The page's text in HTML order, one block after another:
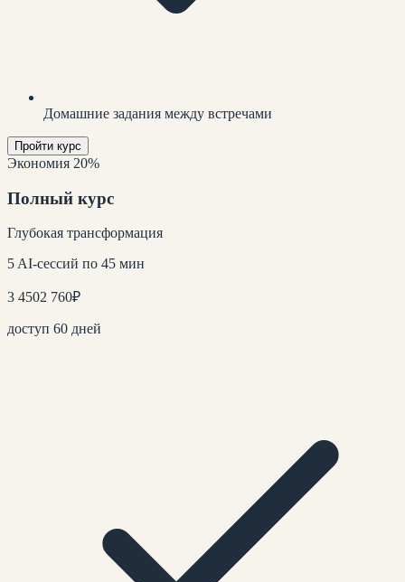
Домашние задания между встречами
Пройти курс
Экономия 20%
Полный курс
Глубокая трансформация
5 AI-сессий по 45 мин
3 4502 760₽
доступ 60 дней